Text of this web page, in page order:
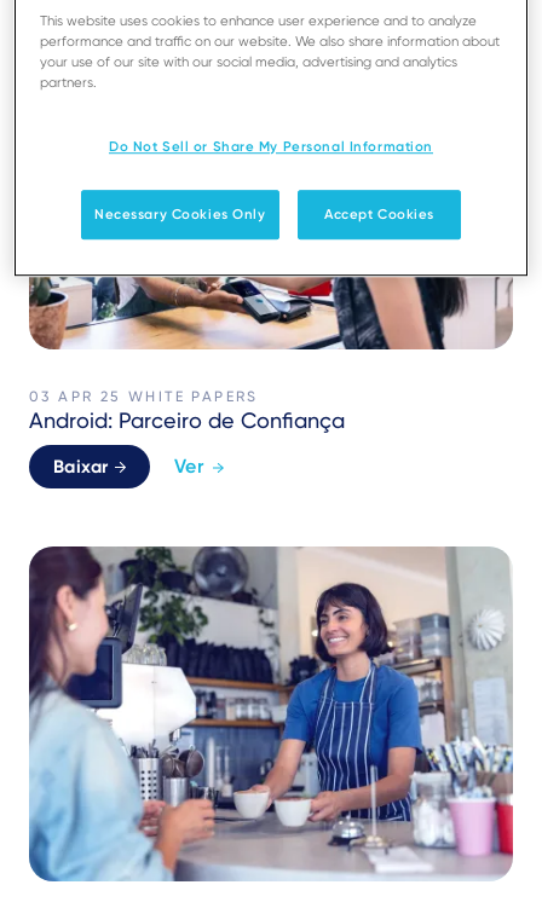
03 APR 25 WHITE PAPERS
Android: Parceiro de Confiança
Baixar Ver
This website uses cookies to enhance user experience and to analyze
performance and traffic on our website. We also share information about
your use of our site with our social media, advertising and analytics
partners.
Do Not Sell or Share My Personal Information
Necessary Cookies Only Accept Cookies